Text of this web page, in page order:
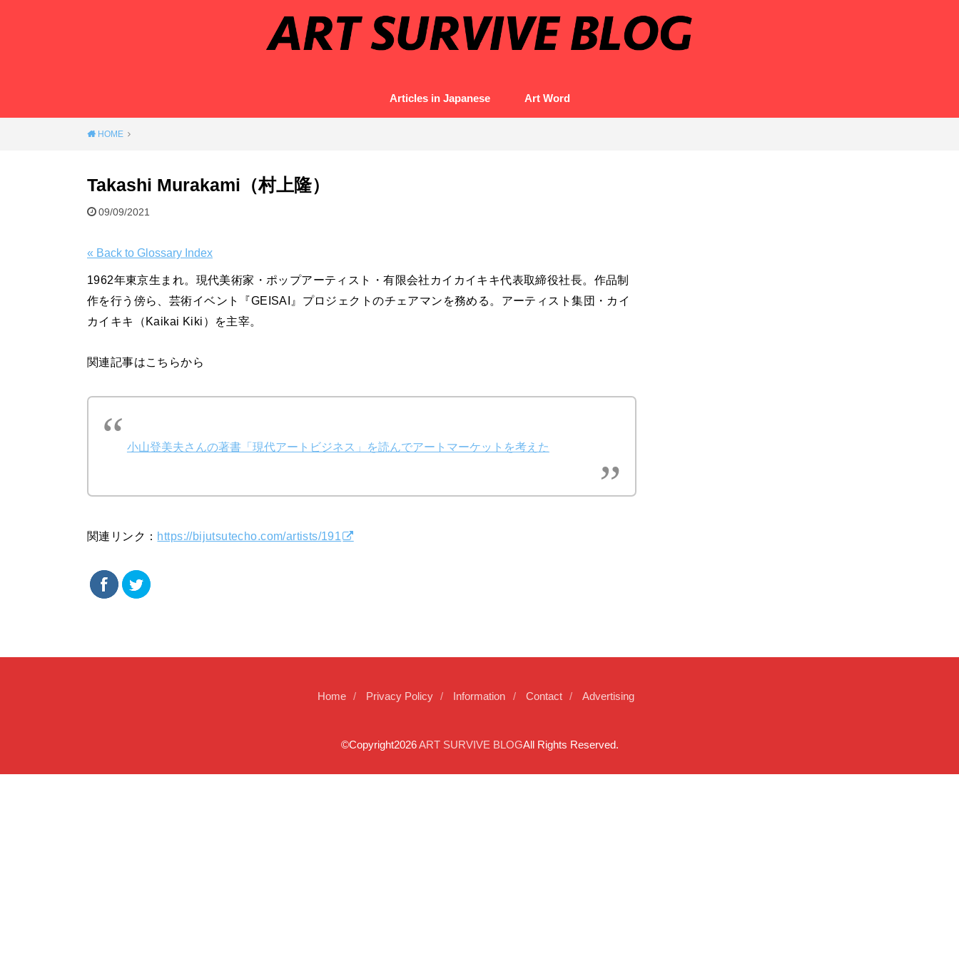
Articles in Japanese Art Word
HOME
Takashi Murakami（村上隆）
09/09/2021
« Back to Glossary Index
1962年東京生まれ。現代美術家・ポップアーティスト・有限会社カイカイキキ代表取締役社長。作品制
作を行う傍ら、芸術イベント『GEISAI』プロジェクトのチェアマンを務める。アーティスト集団・カイ
カイキキ（Kaikai Kiki）を主宰。
関連記事はこちらから
小山登美夫さんの著書「現代アートビジネス」を読んでアートマーケットを考えた
関連リンク： https://bijutsutecho.com/artists/191
Home Privacy Policy Information Contact Advertising
©Copyright2026ART SURVIVE BLOGAll Rights Reserved.